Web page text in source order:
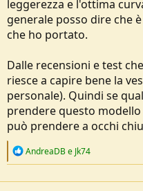
leggerezza e l'ottima
generale posso dire che
che ho portato.
Dalle recensioni e test
riesce a capire bene la
personale). Quindi se
prendere questo
può prendere a occhi
R
c
AndreaDBe Jk74